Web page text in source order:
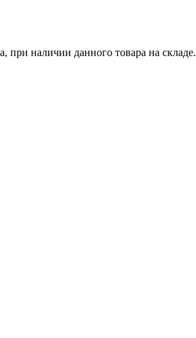
при наличии данного товара на складе.